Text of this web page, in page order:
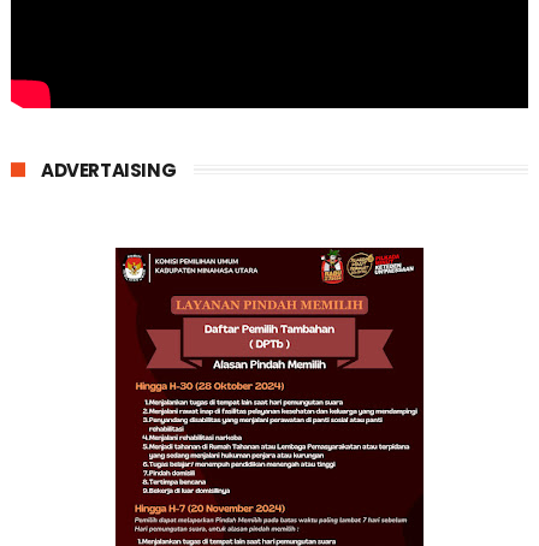
ADVERTAISING